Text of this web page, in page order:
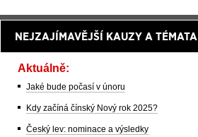
NEJZAJÍMAVĚJŠÍ KAUZY A TÉMATA
Aktuálně:
Jaké bude počasí v únoru
Kdy začíná čínský Nový rok 2025?
Český lev: nominace a výsledky